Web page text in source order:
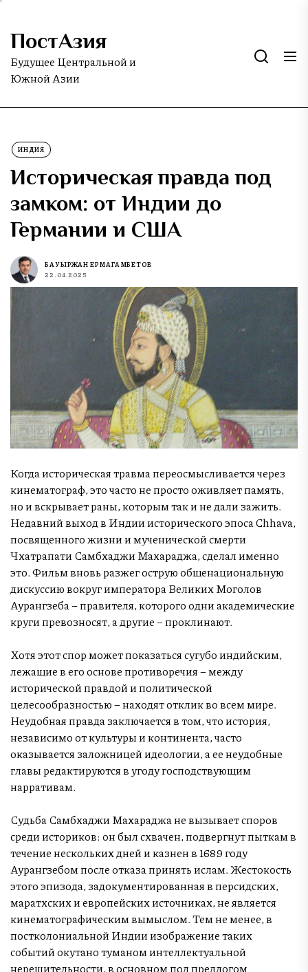
Skip
the
content
ПостАзия
Будущее Центральной и
Южной Азии
ИНДИЯ
Историческая правда под
замком: от Индии до
Германии и США
БАУЫРЖАН ЕРМАГАМБЕТОВ
22.04.2025
Когда историческая травма переосмысливается через
кинематограф, это часто не просто оживляет память,
но и вскрывает раны, которым так и не дали зажить.
Недавний выход в Индии исторического эпоса Chhava,
посвященного жизни и мученической смерти
Чхатрапати Самбхаджи Махараджа, сделал именно
это. Фильм вновь разжег острую общенациональную
дискуссию вокруг императора Великих Моголов
Аурангзеба – правителя, которого одни академические
круги превозносят, а другие – проклинают.
Хотя этот спор может показаться сугубо индийским,
лежащие в его основе противоречия – между
исторической правдой и политической
целесообразностью – находят отклик во всем мире.
Неудобная правда заключается в том, что история,
независимо от культуры и континента, часто
оказывается заложницей идеологии, а ее неудобные
главы редактируются в угоду господствующим
нарративам.
Судьба Самбхаджи Махараджа не вызывает споров
среди историков: он был схвачен, подвергнут пыткам в
течение нескольких дней и казнен в 1689 году
Аурангзебом после отказа принять ислам. Жестокость
этого эпизода, задокументированная в персидских,
маратхских и европейских источниках, не является
кинематографическим вымыслом. Тем не менее, в
постколониальной Индии изображение таких
событий окутано туманом интеллектуальной
нерешительности, в основном под предлогом